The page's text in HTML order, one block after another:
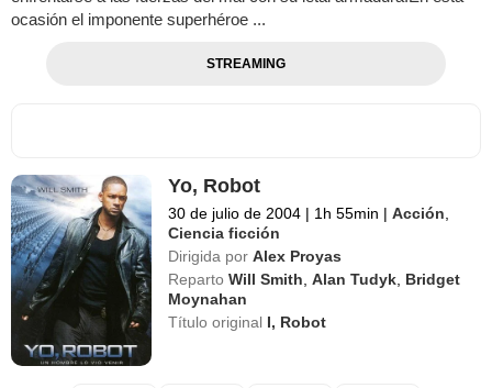
ocasión el imponente superhéroe ...
STREAMING
Yo, Robot
30 de julio de 2004 | 1h 55min | Acción,
Ciencia ficción
Dirigida por Alex Proyas
Reparto Will Smith,Alan Tudyk, Bridget
Moynahan
Título original I, Robot